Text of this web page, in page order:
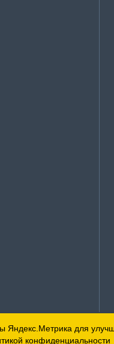
для
конфиденциальности